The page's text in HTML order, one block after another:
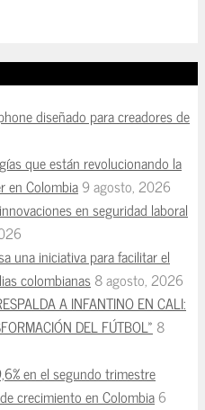
diseñado para creadores de
que están revolucionando la
en Colombia9 agosto, 2026
en seguridad laboral
una iniciativa para facilitar el
colombianas8 agosto, 2026
A INFANTINO EN CALI:
DEL FÚTBOL» 8
en el segundo trimestre
crecimiento en Colombia6